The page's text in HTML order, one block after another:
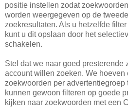
positie instellen zodat
worden weergegeven op de
zoekresultaten. Als u hetzelfde
kunt u dit opslaan door het
schakelen.
Stel dat we naar goed presterende
account willen zoeken. We hoeven
zoekwoorden per advertentiegroep
kunnen gewoon filteren op goede
kijken naar zoekwoorden met een